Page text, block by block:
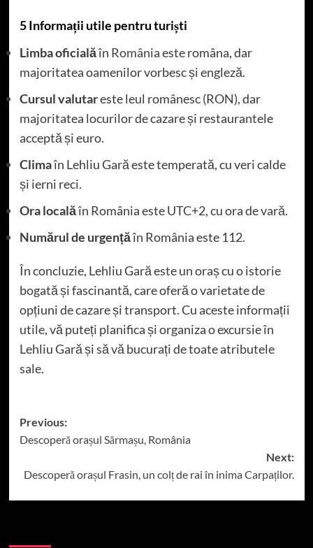
5 Informații utile pentru turiști
Limba oficialăîn Româniaeste româna, dar
majoritatea oamenilor vorbesc și engleză.
Cursul valutareste leul românesc (RON), dar
majoritatea locurilor de cazare și restaurantele
acceptă și euro.
Climaîn Lehliu Gară este temperată, cu veri calde
și ierni reci.
Ora localăîn România este UTC+2, cu ora de vară.
Numărul de urgențăîn România este 112.
În concluzie, Lehliu Gară este un oraș cu o istorie
bogată și fascinantă, care oferă o varietate de
opțiuni de cazare și transport. Cu aceste informații
utile, vă puteți planifica și organiza o excursie în
Lehliu Gară și să vă bucurați de toate atributele
sale.
Post
navigation
Previous:
Descoperă orașul Sărmașu, România
Next:
Descoperă orașul Frasin, un colț de rai în inima Carpaților.